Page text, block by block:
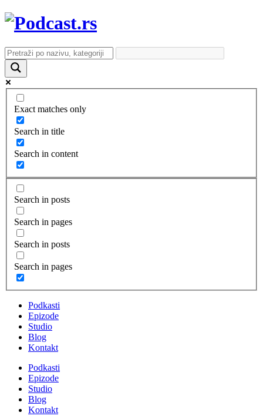
Exact matches only
Search in title
Search in content
Search in posts
Search in pages
Search in posts
Search in pages
Podkasti
Epizode
Studio
Blog
Kontakt
Podkasti
Epizode
Studio
Blog
Kontakt